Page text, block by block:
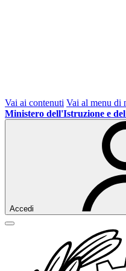
Vai ai contenuti Vai al menu di
Ministero dell'Istruzione e
Accedi